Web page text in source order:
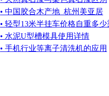
• 中国胶合木产地_杭州美亚居
• 轻型13米半挂车价格自重多
• 水泥U型槽模具使用详情
• 手机行业等离子清洗机的应用